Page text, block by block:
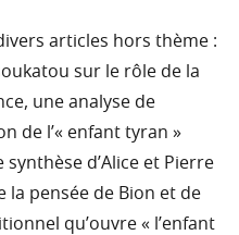
articles hors thème :
sur le rôle de la
une analyse de
de l’« enfant tyran »
d’Alice et Pierre
la pensée de Bion et de
qu’ouvre « l’enfant